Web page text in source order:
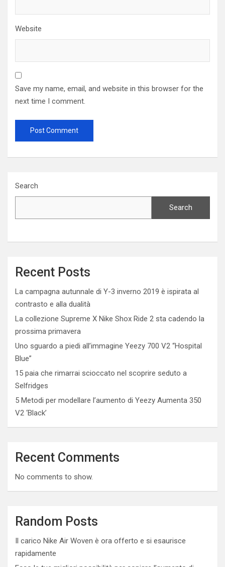
Website
Save my name, email, and website in this browser for the
next time I comment.
Search
Search
Recent Posts
La campagna autunnale di Y-3 inverno 2019 è ispirata al
contrasto e alla dualità
La collezione Supreme X Nike Shox Ride 2 sta cadendo la
prossima primavera
Uno sguardo a piedi all’immagine Yeezy 700 V2 “Hospital
Blue”
15 paia che rimarrai scioccato nel scoprire seduto a
Selfridges
5 Metodi per modellare l’aumento di Yeezy Aumenta 350
V2 ‘Black’
Recent Comments
No comments to show.
Random Posts
Il carico Nike Air Woven è ora offerto e si esaurisce
rapidamente